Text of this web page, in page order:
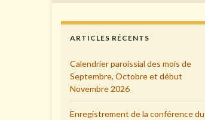
ARTICLES RÉCENTS
Calendrier paroissial des mois de
Septembre, Octobre et début
Novembre 2026
Enregistrement de la conférence du